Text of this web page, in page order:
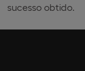
sucesso obtido.